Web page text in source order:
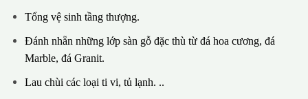
Tổng vệ sinh tầng thượng.
Đánh nhẵn những lớp sàn gỗ đặc thù từ đá hoa cương, đá
Marble, đá Granit.
Lau chùi các loại ti vi, tủ lạnh. ..